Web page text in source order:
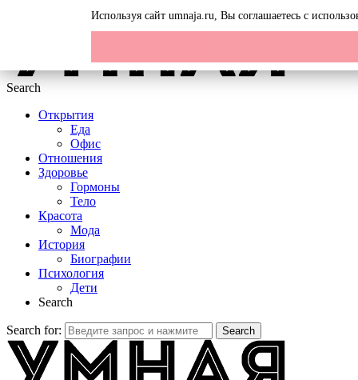
Search
Открытия
Еда
Офис
Отношения
Здоровье
Гормоны
Тело
Красота
Мода
История
Биографии
Психология
Дети
Search
Search for: Search
Используя сайт umnaja.ru, Вы соглашаетесь с